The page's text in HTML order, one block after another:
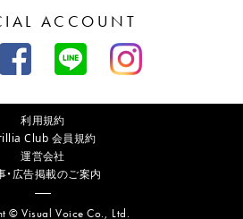
ACCOUNT
利用規約
Club 会員規約
運営会社
・広告掲載のご案内
© Visual Voice Co., Ltd.